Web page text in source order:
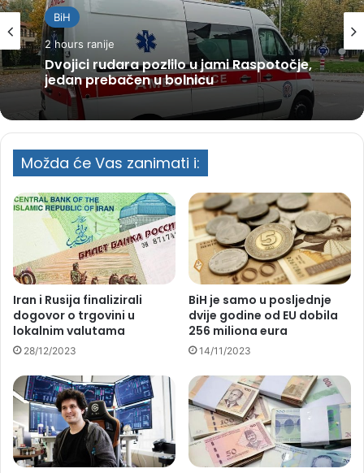
BiH
2 hours ranije
Dvojici rudara pozlilo u jami Raspotočje,
jedan prebačen u bolnicu
BiH
2 hours ranije
Gužve i duge kolone na graničnim
prelazima u BiH
Možda će Vas zanimati i:
Iran i Rusija finalizirali
dogovor o trgovini u
lokalnim valutama
28/12/2023
BiH je samo u posljednje
dvije godine od EU dobila
256 miliona eura
14/11/2023